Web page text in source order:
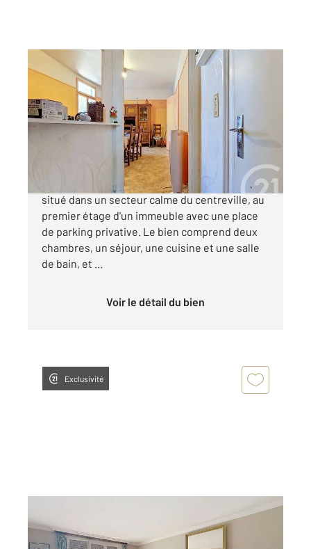
TROYES 10
53,91 m2, 3 pièces
Ref : 72071
Appartement F2 à vendre
47 000 €
Appartement de 54m² à Troyes, idéalement
situé dans un secteur calme du centreville, au
premier étage d'un immeuble avec une place
de parking privative. Le bien comprend deux
chambres, un séjour, une cuisine et une salle
de bain, et ...
Voir le détail du bien
Exclusivité
71,60 m
Ref : 71992